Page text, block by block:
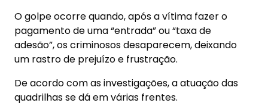
O golpe ocorre quando, após a vítima fazer o
pagamento de uma “entrada” ou “taxa de
adesão”, os criminosos desaparecem, deixando
um rastro de prejuízo e frustração.
De acordo com as investigações, a atuação das
quadrilhas se dá em várias frentes.